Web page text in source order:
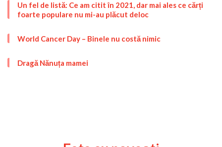
Un fel de listă: Ce am citit în 2021, dar mai ales ce cărți
foarte populare nu mi-au plăcut deloc
World Cancer Day – Binele nu costă nimic
Dragă Nănuța mamei